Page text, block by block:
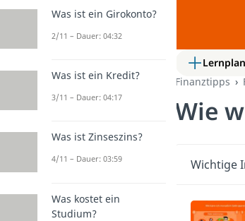
Lernplan
Finanztipps
Wie
Wichtige
Was ist ein Girokonto?
2/11 – Dauer: 04:32
Was ist ein Kredit?
3/11 – Dauer: 04:17
Was ist Zinseszins?
4/11 – Dauer: 03:59
Was kostet ein
Studium?